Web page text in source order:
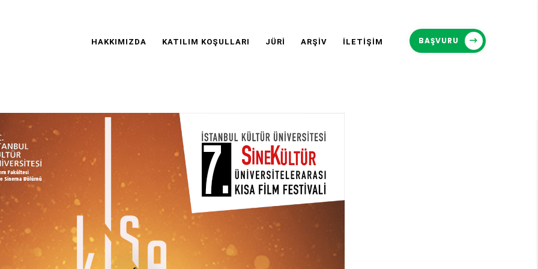
Navigation
HAKKIMIZDA KATILIM KOŞULLARI JÜRİ ARŞİV İLETİŞİM BAŞVURU